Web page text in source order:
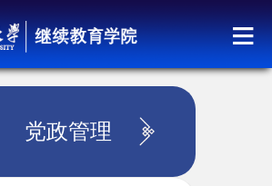
党政管理